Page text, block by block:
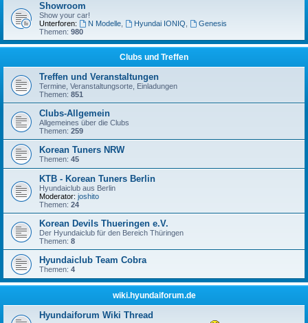
Showroom
Show your car!
Unterforen:
N Modelle, Hyundai IONIQ
Genesis
Themen: 980
Clubs und Treffen
Treffen und Veranstaltungen
Termine, Veranstaltungsorte, Einladungen
Themen: 851
Clubs-Allgemein
Allgemeines über die Clubs
Themen: 259
Korean Tuners NRW
Themen: 45
KTB - Korean Tuners Berlin
Hyundaiclub aus Berlin
Moderator: joshito
Themen: 24
Korean Devils Thueringen e.V.
Der Hyundaiclub für den Bereich Thüringen
Themen: 8
Hyundaiclub Team Cobra
Themen: 4
wiki.hyundaiforum.de
Hyundaiforum Wiki Thread